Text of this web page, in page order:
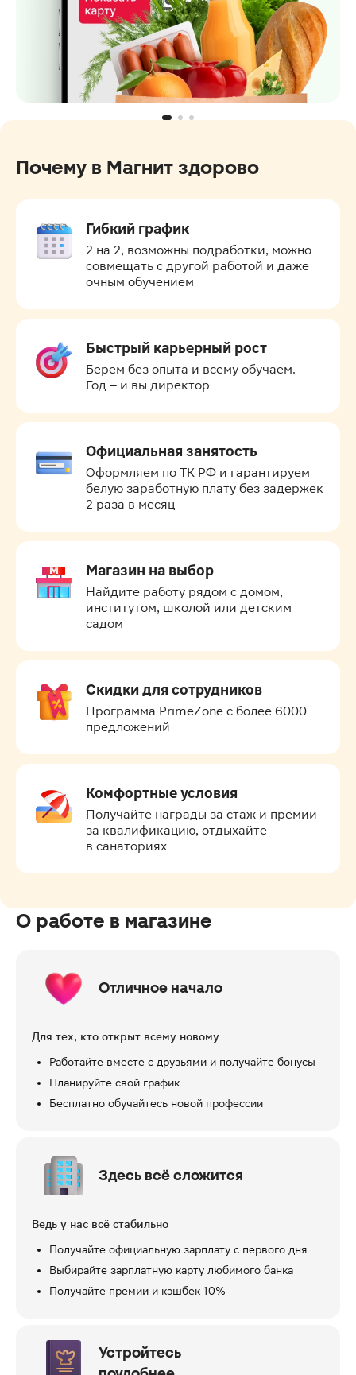
Почему в Магнит здорово
Гибкий график
2 на 2, возможны подработки, можно
совмещать с другой работой и даже
очным обучением
Быстрый карьерный рост
Берем без опыта и всему обучаем.
Год – и вы директор
Официальная занятость
Оформляем по ТК РФ и гарантируем
белую заработную плату без задержек
2 раза в месяц
Магазин на выбор
Найдите работу рядом с домом,
институтом, школой или детским
садом
Скидки для сотрудников
Программа PrimeZone с более 6000
предложений
Комфортные условия
Получайте награды за стаж и премии
за квалификацию, отдыхайте
в санаториях
О работе в магазине
Отличное начало
Для тех, кто открыт всему новому
Работайте вместе с друзьями и получайте бонусы
Планируйте свой график
Бесплатно обучайтесь новой профессии
Здесь всё сложится
Ведь у нас всё стабильно
Получайте официальную зарплату с первого дня
Выбирайте зарплатную карту любимого банка
Получайте премии и кэшбек 10%
Устройтесь